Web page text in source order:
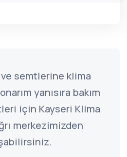
semtlerine klima
yanısıra bakım
için Kayseri Klima
merkezimizden